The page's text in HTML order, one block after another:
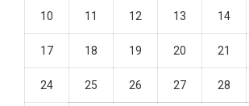
10 11 12 13 14
17 18 19 20 21
24 25 26 27 28